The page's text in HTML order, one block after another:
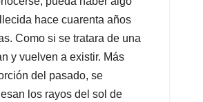
hace cuarenta años
Como si se tratara de una
y vuelven a existir. Más
del pasado, se
los rayos del sol de